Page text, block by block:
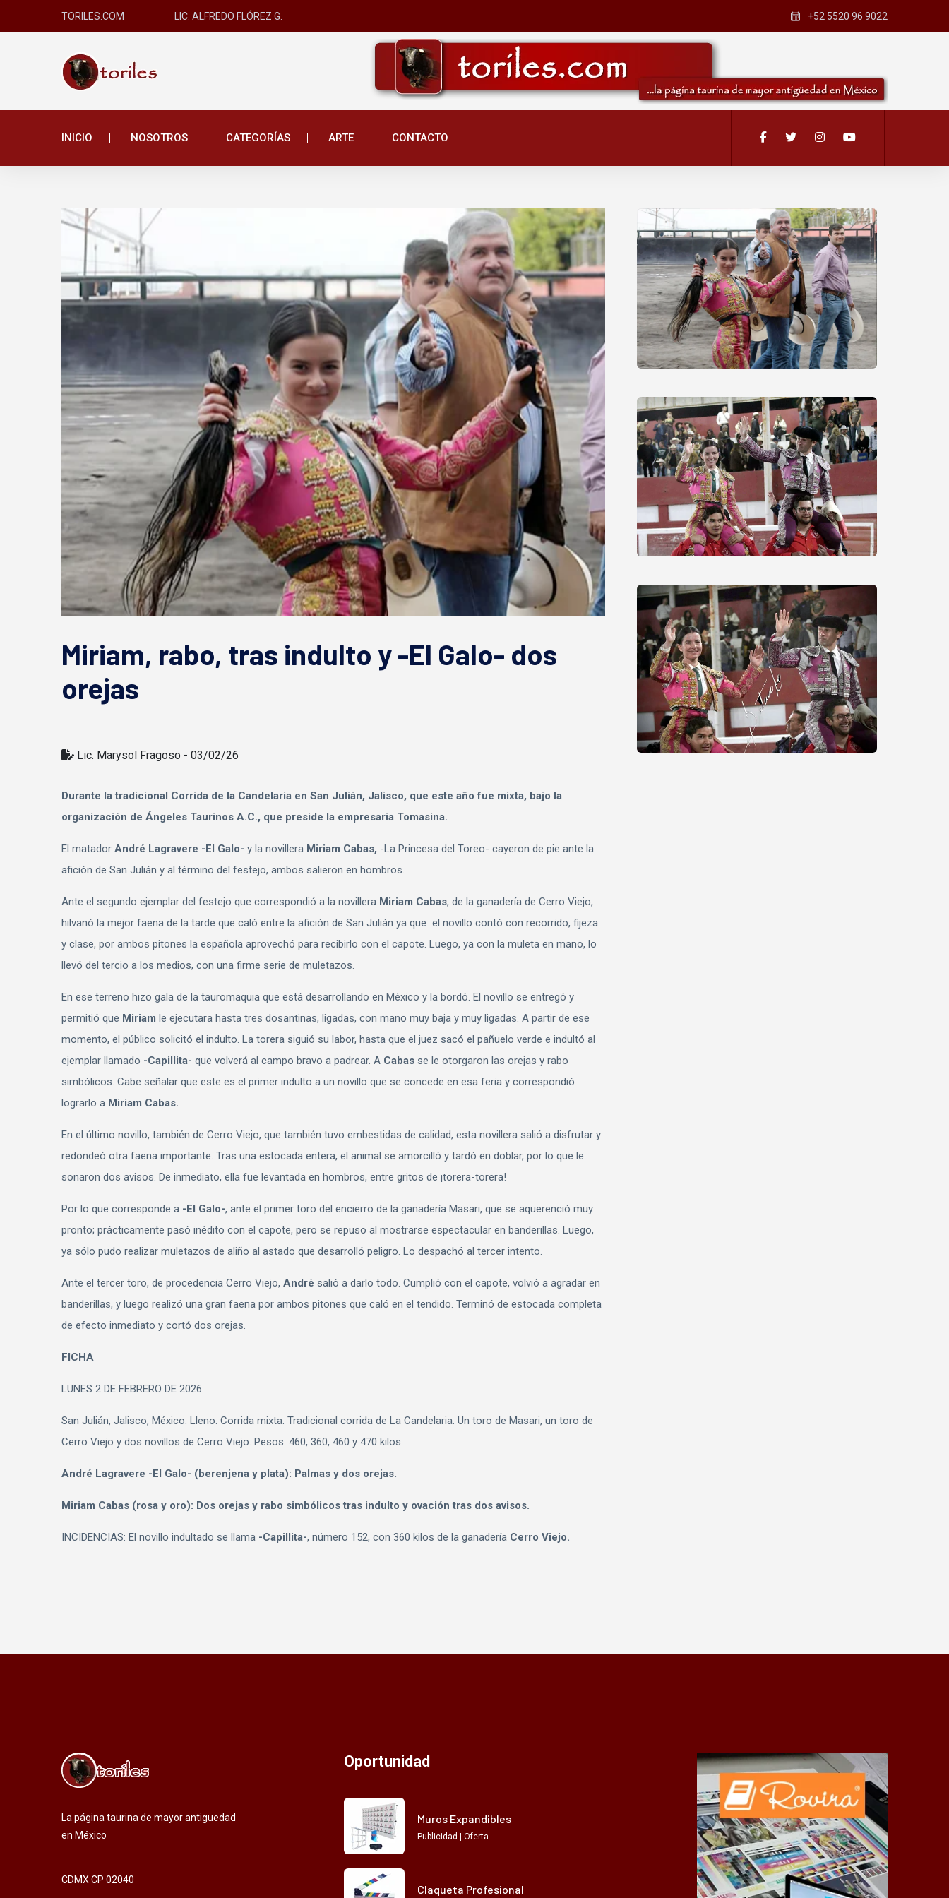
TORILES.COM LIC. ALFREDO FLÓREZ G. +52 5520 96 9022
INICIO NOSOTROS CATEGORÍAS ARTE CONTACTO
Miriam, rabo, tras indulto y -El Galo- dos
orejas
Lic. Marysol Fragoso - 03/02/26
Durante la tradicional Corrida de la Candelaria en San Julián, Jalisco, que este año fue mixta, bajo la
organización de Ángeles Taurinos A.C., que preside la empresaria Tomasina.
El matador André Lagravere -El Galo- y la novillera Miriam Cabas, -La Princesa del Toreo- cayeron de pie ante la
afición de San Julián y al término del festejo, ambos salieron en hombros.
Ante el segundo ejemplar del festejo que correspondió a la novillera Miriam Cabas, de la ganadería de Cerro Viejo,
hilvanó la mejor faena de la tarde que caló entre la afición de San Julián ya que el novillo contó con recorrido, fijeza
y clase, por ambos pitones la española aprovechó para recibirlo con el capote. Luego, ya con la muleta en mano, lo
llevó del tercio a los medios, con una firme serie de muletazos.
En ese terreno hizo gala de la tauromaquia que está desarrollando en México y la bordó. El novillo se entregó y
permitió que Miriam le ejecutara hasta tres dosantinas, ligadas, con mano muy baja y muy ligadas. A partir de ese
momento, el público solicitó el indulto. La torera siguió su labor, hasta que el juez sacó el pañuelo verde e indultó al
ejemplar llamado -Capillita- que volverá al campo bravo a padrear. A Cabas se le otorgaron las orejas y rabo
simbólicos. Cabe señalar que este es el primer indulto a un novillo que se concede en esa feria y correspondió
lograrlo a Miriam Cabas.
En el último novillo, también de Cerro Viejo, que también tuvo embestidas de calidad, esta novillera salió a disfrutar y
redondeó otra faena importante. Tras una estocada entera, el animal se amorcilló y tardó en doblar, por lo que le
sonaron dos avisos. De inmediato, ella fue levantada en hombros, entre gritos de ¡torera-torera!
Por lo que corresponde a -El Galo-, ante el primer toro del encierro de la ganadería Masari, que se aquerenció muy
pronto; prácticamente pasó inédito con el capote, pero se repuso al mostrarse espectacular en banderillas. Luego,
ya sólo pudo realizar muletazos de aliño al astado que desarrolló peligro. Lo despachó al tercer intento.
Ante el tercer toro, de procedencia Cerro Viejo, André salió a darlo todo. Cumplió con el capote, volvió a agradar en
banderillas, y luego realizó una gran faena por ambos pitones que caló en el tendido. Terminó de estocada completa
de efecto inmediato y cortó dos orejas.
FICHA
LUNES 2 DE FEBRERO DE 2026.
San Julián, Jalisco, México. Lleno. Corrida mixta. Tradicional corrida de La Candelaria. Un toro de Masari, un toro de
Cerro Viejo y dos novillos de Cerro Viejo. Pesos: 460, 360, 460 y 470 kilos.
André Lagravere -El Galo- (berenjena y plata): Palmas y dos orejas.
Miriam Cabas (rosa y oro): Dos orejas y rabo simbólicos tras indulto y ovación tras dos avisos.
INCIDENCIAS: El novillo indultado se llama -Capillita-, número 152, con 360 kilos de la ganadería Cerro Viejo.
La página taurina de mayor antiguedad
en México
CDMX CP 02040
Oportunidad
Muros Expandibles
Publicidad | Oferta
Claqueta Profesional